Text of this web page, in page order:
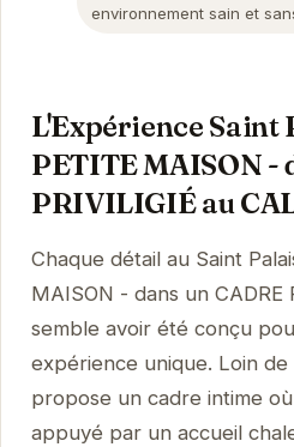
environnement sain et
L'Expérience Saint
PETITE MAISON -
PRIVILIGIÉ au
Chaque détail au Saint
MAISON - dans un CADRE
semble avoir été conçu
expérience unique. Loin
propose un cadre intime
appuyé par un accueil